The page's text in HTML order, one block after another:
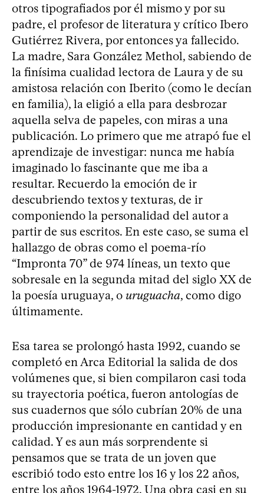
otros tipografiados por él mismo y por su
padre, el profesor de literatura y crítico Ibero
Gutiérrez Rivera, por entonces ya fallecido.
La madre, Sara González Methol, sabiendo de
la finísima cualidad lectora de Laura y de su
amistosa relación con Iberito (como le decían
en familia), la eligió a ella para desbrozar
aquella selva de papeles, con miras a una
publicación. Lo primero que me atrapó fue el
aprendizaje de investigar: nunca me había
imaginado lo fascinante que me iba a
resultar. Recuerdo la emoción de ir
descubriendo textos y texturas, de ir
componiendo la personalidad del autor a
partir de sus escritos. En este caso, se suma el
hallazgo de obras como el poema-río
“Impronta 70” de 974 líneas, un texto que
sobresale en la segunda mitad del siglo XX de
la poesía uruguaya, o uruguacha, como digo
últimamente.
Esa tarea se prolongó hasta 1992, cuando se
completó en Arca Editorial la salida de dos
volúmenes que, si bien compilaron casi toda
su trayectoria poética, fueron antologías de
sus cuadernos que sólo cubrían 20% de una
producción impresionante en cantidad y en
calidad. Y es aun más sorprendente si
pensamos que se trata de un joven que
escribió todo esto entre los 16 y los 22 años,
entre los años 1964-1972. Una obra casi en su